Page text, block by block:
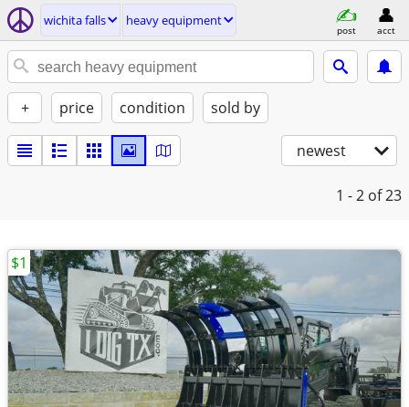
wichita falls heavy equipment
post acct
+ price condition sold by
newest
1 - 2 of 23
$1